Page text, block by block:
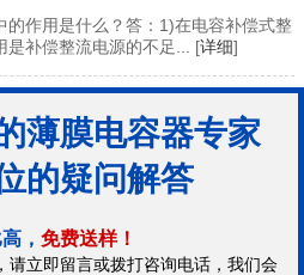
的作用是什么？答：1)在电容补偿式整
是补偿整流电源的不足... [详细]
薄膜电容器专家
的疑问解答
， 免费送样！
请立即留言或拨打咨询电话，我们会